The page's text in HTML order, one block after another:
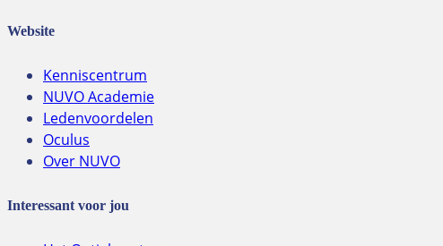
Website
Kenniscentrum
NUVO Academie
Ledenvoordelen
Oculus
Over NUVO
Interessant voor jou